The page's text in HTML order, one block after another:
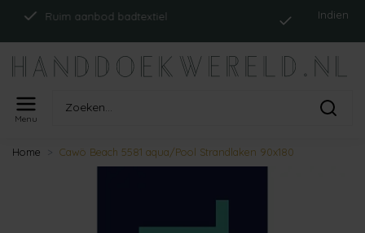
Ruim aanbod badtextiel Indien op
Menu
Home Cawö Beach 5581 aqua/Pool Strandlaken 90x180